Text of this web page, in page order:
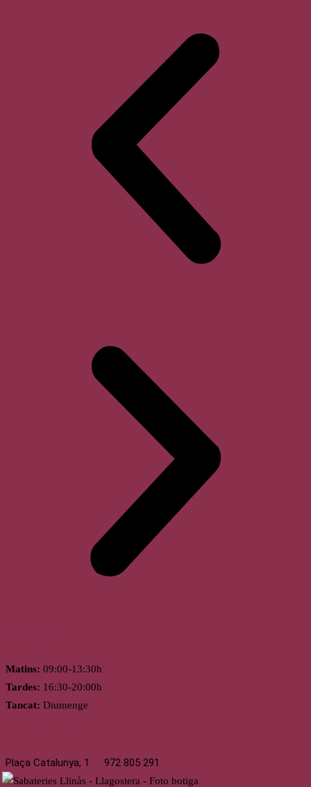
Matins: 09:00-13:30h
Tardes: 16:30-20:00h
Tancat: Diumenge
Plaça Catalunya, 1 972 805 291